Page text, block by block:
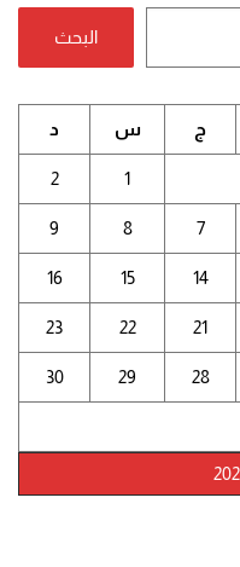
البحث
ج س د
1
2
7
8
9
14
15
16
21
22
23
28
29
30